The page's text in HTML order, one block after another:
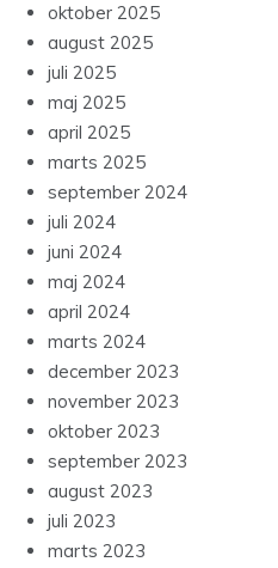
oktober 2025
august 2025
juli 2025
maj 2025
april 2025
marts 2025
september 2024
juli 2024
juni 2024
maj 2024
april 2024
marts 2024
december 2023
november 2023
oktober 2023
september 2023
august 2023
juli 2023
marts 2023